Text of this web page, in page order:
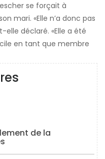
se forçait à
mari. «Elle n’a donc pas
déclaré. «Elle a été
en tant que membre
de la